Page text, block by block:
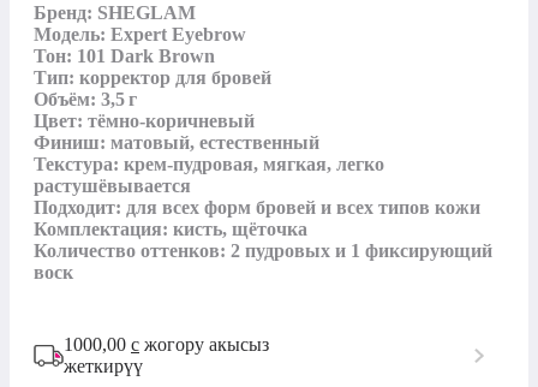
Бренд: SHEGLAM
Модель: Expert Eyebrow
Тон: 101 Dark Brown
Тип: корректор для бровей
Объём: 3,5 г
Цвет: тёмно‑коричневый
Финиш: матовый, естественный
Текстура: крем‑пудровая, мягкая, легко
растушёвывается
Подходит: для всех форм бровей и всех типов кожи
Комплектация: кисть, щёточка
Количество оттенков: 2 пудровых и 1 фиксирующий
воск
1000,00 с жогору акысыз
жеткирүү